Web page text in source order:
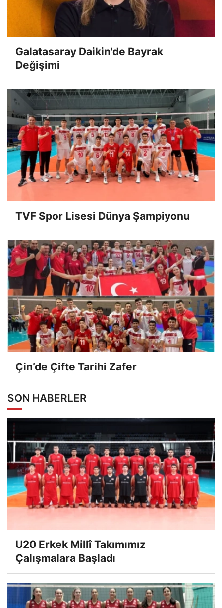
Galatasaray Daikin'de Bayrak
Değişimi
TVF Spor Lisesi Dünya Şampiyonu
Çin’de Çifte Tarihi Zafer
SON HABERLER
U20 Erkek Millî Takımımız
Çalışmalara Başladı